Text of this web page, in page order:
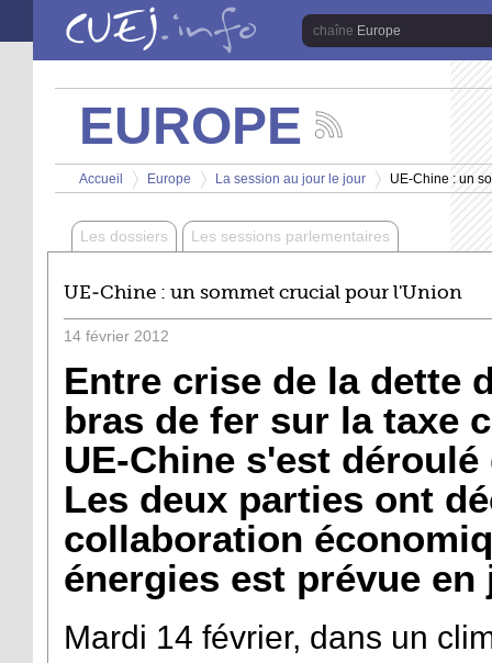
Aller au contenu principal
Europe
EUROPE
les
actualités
de
chaîne
Europe
Vous êtes ici
Accueil
>
Europe
>
La session au jour le jour
>
UE-Chine : un
Les dossiers Les sessions parlementaires
UE-Chine : un sommet crucial pour l'Union
14 février 2012
Entre crise de la dette
bras de fer sur la taxe
UE-Chine s'est
Les deux parties ont
collaboration
énergies est prévue en
Mardi 14 février, dans un